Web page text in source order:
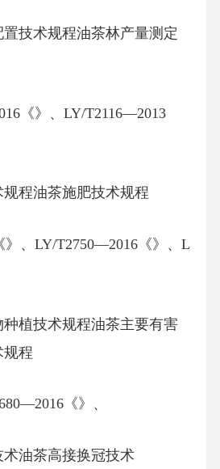
技术规程油茶林产量测定
《》、LY/T2116—2013
程油茶施肥技术规程
》、LY/T2750—2016《》、L
植技术规程油茶主要有害
规程
《》、
油茶高接换冠技术